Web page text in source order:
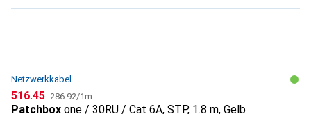
Netzwerkkabel
CHF
516.45 CHF
286.92/1m
Patchbox one / 30RU / Cat 6A, STP, 1.8 m, Gelb